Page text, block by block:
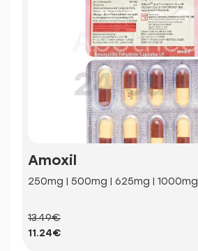
Amoxil
250mg | 500mg | 625mg | 1000mg
13.49€
11.24€